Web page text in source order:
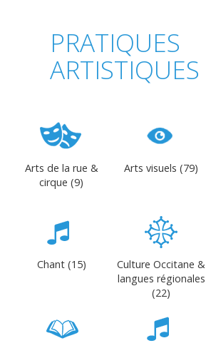
PRATIQUES
ARTISTIQUES
Arts de la rue &
cirque (9)
Arts visuels (79)
Chant (15)
Culture Occitane &
langues régionales
(22)